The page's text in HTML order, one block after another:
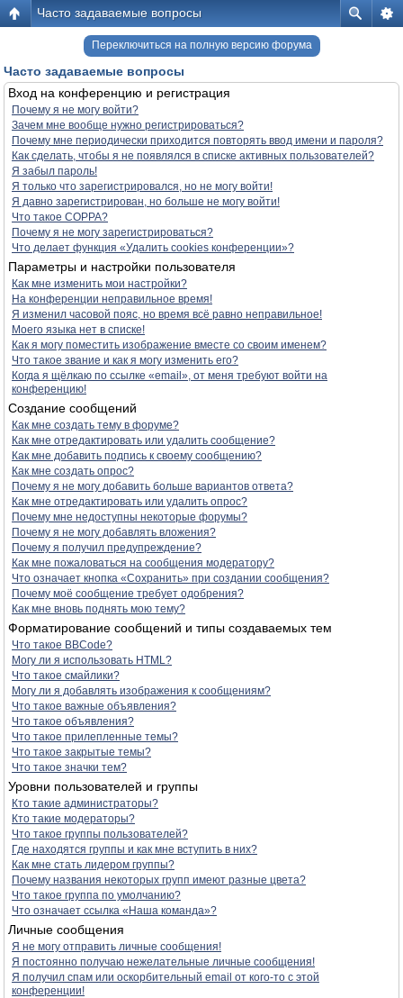
Часто задаваемые вопросы
Переключиться на полную версию форума
Часто задаваемые вопросы
Вход на конференцию и регистрация
Почему я не могу войти?
Зачем мне вообще нужно регистрироваться?
Почему мне периодически приходится повторять ввод имени и пароля?
Как сделать, чтобы я не появлялся в списке активных пользователей?
Я забыл пароль!
Я только что зарегистрировался, но не могу войти!
Я давно зарегистрирован, но больше не могу войти!
Что такое COPPA?
Почему я не могу зарегистрироваться?
Что делает функция «Удалить cookies конференции»?
Параметры и настройки пользователя
Как мне изменить мои настройки?
На конференции неправильное время!
Я изменил часовой пояс, но время всё равно неправильное!
Моего языка нет в списке!
Как я могу поместить изображение вместе со своим именем?
Что такое звание и как я могу изменить его?
Когда я щёлкаю по ссылке «email», от меня требуют войти на
конференцию!
Создание сообщений
Как мне создать тему в форуме?
Как мне отредактировать или удалить сообщение?
Как мне добавить подпись к своему сообщению?
Как мне создать опрос?
Почему я не могу добавить больше вариантов ответа?
Как мне отредактировать или удалить опрос?
Почему мне недоступны некоторые форумы?
Почему я не могу добавлять вложения?
Почему я получил предупреждение?
Как мне пожаловаться на сообщения модератору?
Что означает кнопка «Сохранить» при создании сообщения?
Почему моё сообщение требует одобрения?
Как мне вновь поднять мою тему?
Форматирование сообщений и типы создаваемых тем
Что такое BBCode?
Могу ли я использовать HTML?
Что такое смайлики?
Могу ли я добавлять изображения к сообщениям?
Что такое важные объявления?
Что такое объявления?
Что такое прилепленные темы?
Что такое закрытые темы?
Что такое значки тем?
Уровни пользователей и группы
Кто такие администраторы?
Кто такие модераторы?
Что такое группы пользователей?
Где находятся группы и как мне вступить в них?
Как мне стать лидером группы?
Почему названия некоторых групп имеют разные цвета?
Что такое группа по умолчанию?
Что означает ссылка «Наша команда»?
Личные сообщения
Я не могу отправить личные сообщения!
Я постоянно получаю нежелательные личные сообщения!
Я получил спам или оскорбительный email от кого-то с этой
конференции!